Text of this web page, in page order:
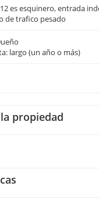
12 es esquinero, entrada
de trafico pesado
largo (un año o más)
propiedad